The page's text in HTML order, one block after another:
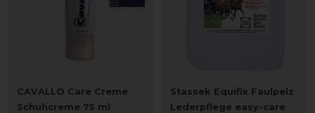
CAVALLO Care Creme
Schuhcreme 75 ml
Stassek Equifix Faulpelz
Lederpflege easy-care